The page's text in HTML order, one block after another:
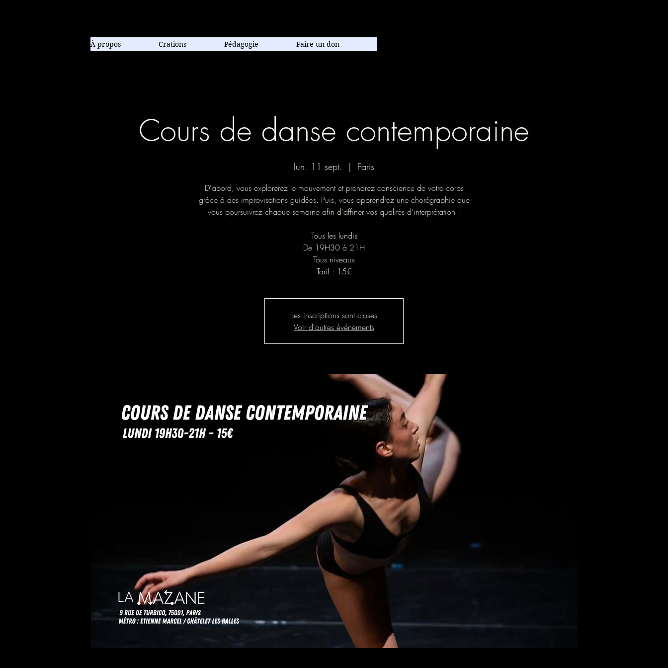
À propos Crations Pédagogie Faire un don
Cours de danse contemporaine
lun. 11 sept.
  |
Paris
D'abord, vous explorerez le mouvement et prendrez conscience de votre corps
grâce à des improvisations guidées. Puis, vous apprendrez une chorégraphie que
vous poursuivrez chaque semaine afin d'affiner vos qualités d'interprétation !
Tous les lundis
De 19H30 à 21H
Tous niveaux
Tarif : 15€
Les inscriptions sont closes
Voir d'autres événements